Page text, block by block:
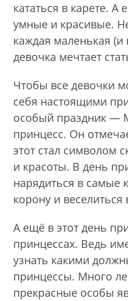
кататься в карете.
умные и красивые.
каждая маленькая
девочка мечтает
Чтобы все девочки
себя настоящими
особый праздник —
принцесс. Он
этот стал символом
и красоты. В день
нарядиться в самые
корону и веселиться
А ещё в этот день
принцессах. Ведь
узнать какими
принцессы. Много
прекрасные особы